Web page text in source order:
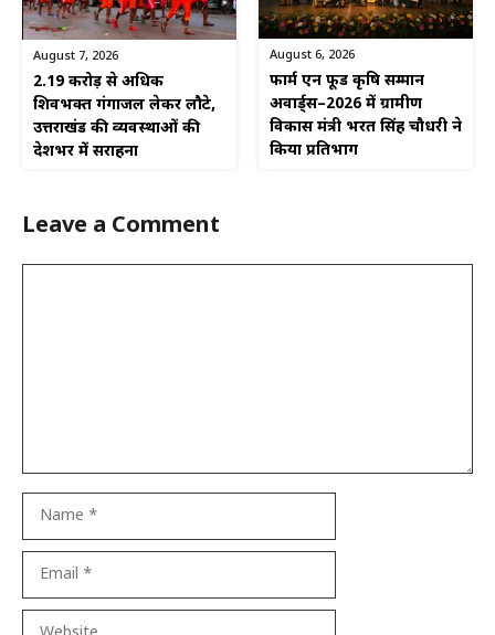
August 7, 2026
2.19 करोड़ से अधिक
शिवभक्त गंगाजल लेकर लौटे,
उत्तराखंड की व्यवस्थाओं की
देशभर में सराहना
August 6, 2026
फार्म एन फूड कृषि सम्मान
अवार्ड्स–2026 में ग्रामीण
विकास मंत्री भरत सिंह चौधरी ने
किया प्रतिभाग
Leave a Comment
Website